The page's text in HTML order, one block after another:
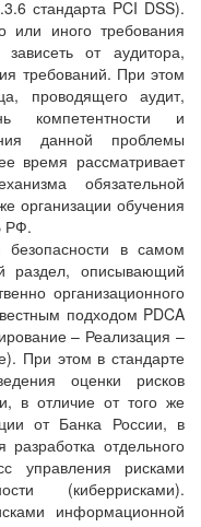
стандарта PCI DSS).
или иного требования
от аудитора,
требований. При этом
проводящего аудит,
компетентности и
данной проблемы
время рассматривает
обязательной
организации обучения
РФ.
в самом
раздел, описывающий
организационного
подходом PDCA
– Реализация –
При этом в стандарте
оценки рисков
в отличие от того же
от Банка России, в
отдельного
управления рисками
(киберрисками).
информационной